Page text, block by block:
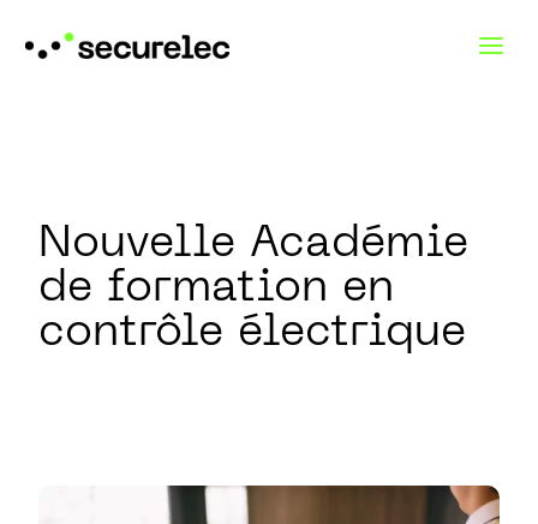
Nouvelle Académie
de formation en
contrôle électrique